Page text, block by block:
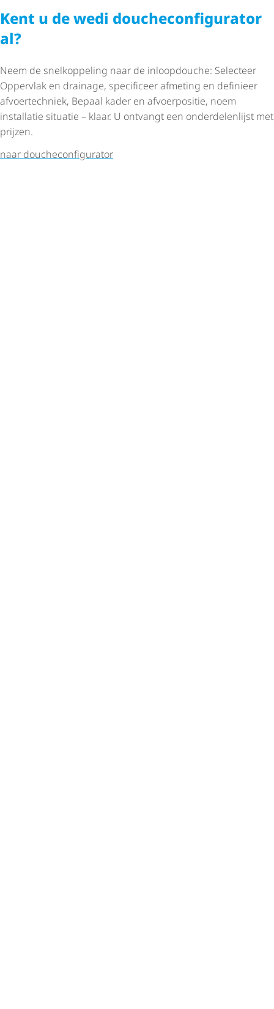
Kent u de wedi douche­con­fi­gu­rator
al?
Neem de snelkoppeling naar de inloopdouche: Selecteer
Oppervlak en drainage, specificeer afmeting en definieer
afvoertechniek, Bepaal kader en afvoerpositie, noem
installatie situatie – klaar. U ontvangt een onder­de­len­lijst met
prijzen.
naar douche­con­fi­gu­rator